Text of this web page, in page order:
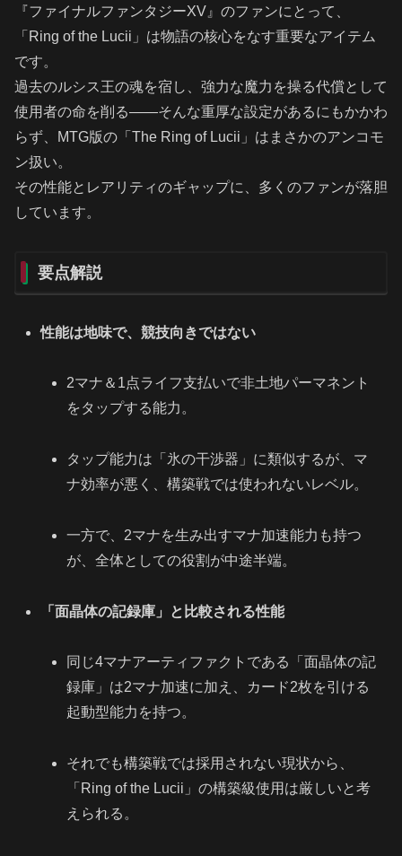
『ファイナルファンタジーXV』のファンにとって、
「Ring of the Lucii」は物語の核心をなす重要なアイテム
です。
過去のルシス王の魂を宿し、強力な魔力を操る代償として
使用者の命を削る――そんな重厚な設定があるにもかかわ
らず、MTG版の「The Ring of Lucii」はまさかのアンコモ
ン扱い。
その性能とレアリティのギャップに、多くのファンが落胆
しています。
要点解説
性能は地味で、競技向きではない
2マナ＆1点ライフ支払いで非土地パーマネント
をタップする能力。
タップ能力は「氷の干渉器」に類似するが、マ
ナ効率が悪く、構築戦では使われないレベル。
一方で、2マナを生み出すマナ加速能力も持つ
が、全体としての役割が中途半端。
「面晶体の記録庫」と比較される性能
同じ4マナアーティファクトである「面晶体の記
録庫」は2マナ加速に加え、カード2枚を引ける
起動型能力を持つ。
それでも構築戦では採用されない現状から、
「Ring of the Lucii」の構築級使用は厳しいと考
えられる。